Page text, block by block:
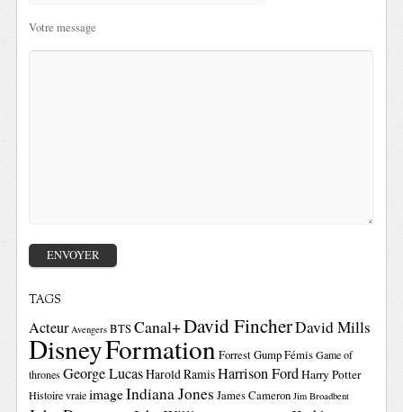
Votre message
TAGS
Acteur Avengers BTSCanal+David FincherDavid Mills
DisneyFormationForrest GumpFémis Game of
thrones George LucasHarold RamisHarrison FordHarry Potter
Histoire vraie imageIndiana Jones James Cameron Jim Broadbent